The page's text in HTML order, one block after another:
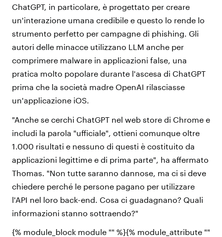
ChatGPT, in particolare, è progettato per creare
un'interazione umana credibile e questo lo rende lo
strumento perfetto per campagne di phishing. Gli
autori delle minacce utilizzano LLM anche per
comprimere malware in applicazioni false, una
pratica molto popolare durante l'ascesa di ChatGPT
prima che la società madre OpenAI rilasciasse
un'applicazione iOS.
"Anche se cerchi ChatGPT nel web store di Chrome e
includi la parola "ufficiale", ottieni comunque oltre
1.000 risultati e nessuno di questi è costituito da
applicazioni legittime e di prima parte", ha affermato
Thomas. "Non tutte saranno dannose, ma ci si deve
chiedere perché le persone pagano per utilizzare
l'API nel loro back-end. Cosa ci guadagnano? Quali
informazioni stanno sottraendo?"
{% module_block module "" %}{% module_attribute ""